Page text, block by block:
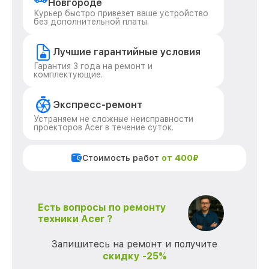
Новгороде
Курьер быстро привезет ваше устройство
без дополнительной платы.
Лучшие гарантийные условия
Гарантия 3 года на ремонт и
комплектующие.
Экспресс-ремонт
Устраняем не сложные неисправности
проекторов Acer в течение суток.
Стоимость работ от 400₽
Есть вопросы по ремонту
техники Acer ?
Запишитесь на ремонт и получите
скидку -25%